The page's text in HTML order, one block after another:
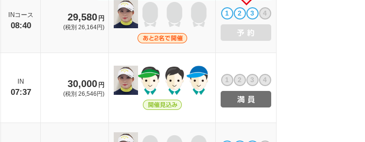
INコース
08:40
29,580円
(税別 26,164円)
1 2 3 4
IN
07:37
30,000円
(税別 26,546円)
1 2 3 4